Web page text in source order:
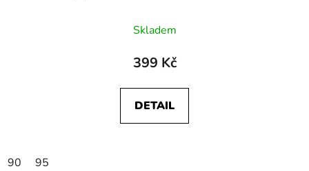
Skladem
399 Kč
DETAIL
90 95